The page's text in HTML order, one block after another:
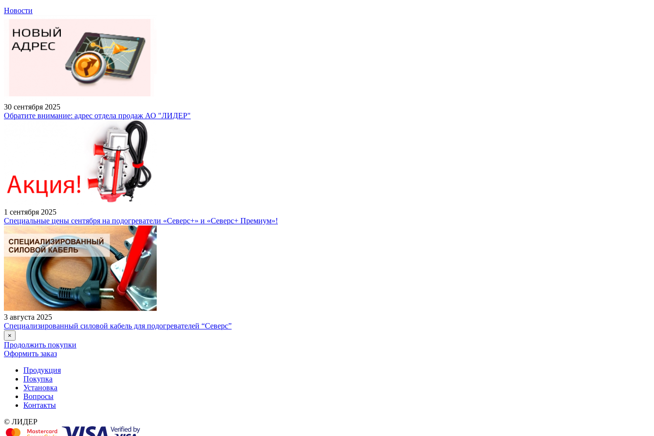
Новости
30 сентября 2025
Обратите внимание: адрес отдела продаж АО "ЛИДЕР"
1 сентября 2025
Специальные цены сентября на подогреватели «Северс+» и «Северс+ Премиум»!
3 августа 2025
Специализированный силовой кабель для подогревателей “Северс”
×
Продолжить покупки
Оформить заказ
Продукция
Покупка
Установка
Вопросы
Контакты
© ЛИДЕР